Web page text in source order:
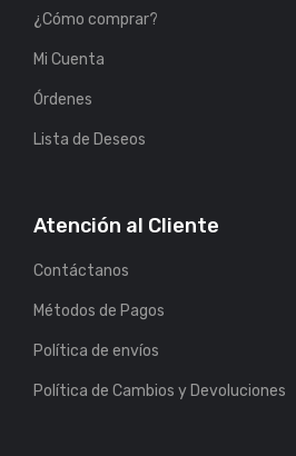
¿Cómo comprar?
Mi Cuenta
Órdenes
Lista de Deseos
Atención al Cliente
Contáctanos
Métodos de Pagos
Política de envíos
Política de Cambios y Devoluciones